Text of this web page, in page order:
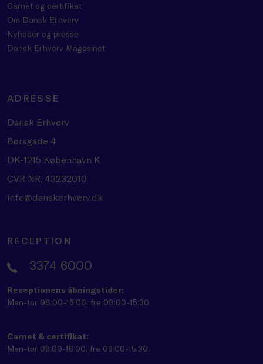
Carnet og certifikat
Om Dansk Erhverv
Nyheder og presse
Dansk Erhverv Magasinet
ADRESSE
Dansk Erhverv
Børsgade 4
DK-1215 København K
CVR NR. 43232010
info@danskerhverv.dk
RECEPTION
3374 6000
Receptionens åbningstider:
Man-tor 08:00-16:00, fre 08:00-15:30.
Carnet & certifikat:
Man-tor 09:00-16:00, fre 09:00-15:30.